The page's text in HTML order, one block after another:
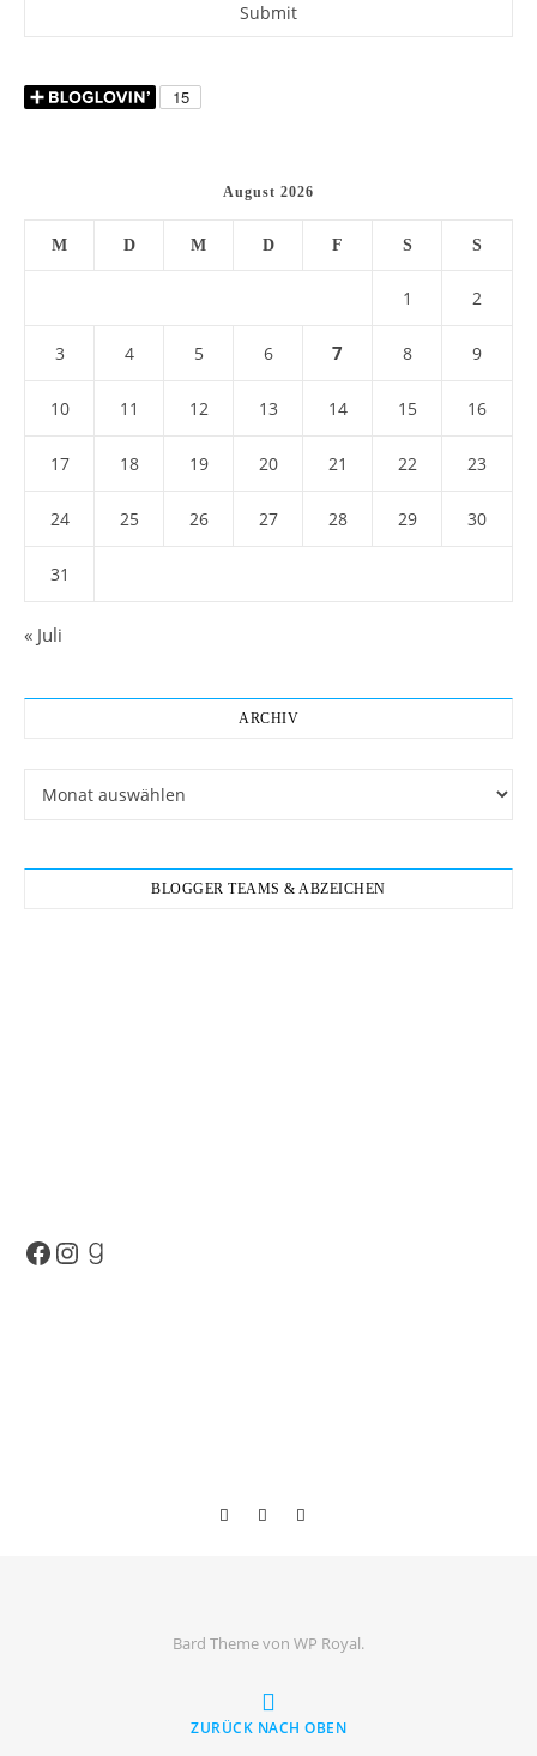
August 2026
M D M D F S S
1 2
3 4 5 6 7 8 9
10 11 12 13 14 15 16
17 18 19 20 21 22 23
24 25 26 27 28 29 30
31
« Juli
ARCHIV
BLOGGER TEAMS & ABZEICHEN
Facebook
Instagram
Goodreads
Bard Theme von WP Royal.
ZURÜCK NACH OBEN